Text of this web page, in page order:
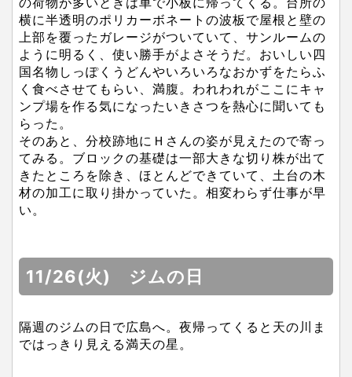
横に半透明のポリカーボネートの波板で屋根と壁の
上部を覆ったガレージがついていて、サンルームの
ように明るく、使い勝手がよさそうだ。おいしい四
国名物しっぽくうどんやいろいろなおかずをたらふ
く食べさせてもらい、満腹。われわれがここにキャ
ンプ場を作る気になったいきさつを熱心に聞いても
らった。
そのあと、分校跡地にＨさんの姿が見えたので寄っ
てみる。ブロックの基礎は一部大きな切り株が出て
きたところを除き、ほとんどできていて、土台の木
材の加工に取り掛かっていた。相変わらず仕事が早
い。
11/26(火) ジムの日
隔週のジムの日で広島へ。夜帰ってくると天の川ま
ではっきり見える満天の星。